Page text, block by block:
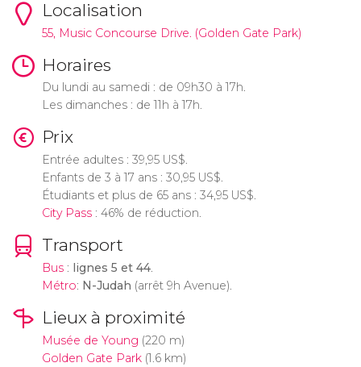
Localisation
55, Music Concourse Drive. (Golden Gate Park)
Horaires
Du lundi au samedi : de 09h30 à 17h.
Les dimanches : de 11h à 17h.
Prix
Entrée adultes : 39,95 US$.
Enfants de 3 à 17 ans : 30,95 US$.
Étudiants et plus de 65 ans : 34,95 US$.
City Pass: 46% de réduction.
Transport
Bus: lignes 5 et 44.
Métro: N-Judah (arrêt 9h Avenue).
Lieux à proximité
Musée de Young (220 m)
Golden Gate Park(1.6 km)